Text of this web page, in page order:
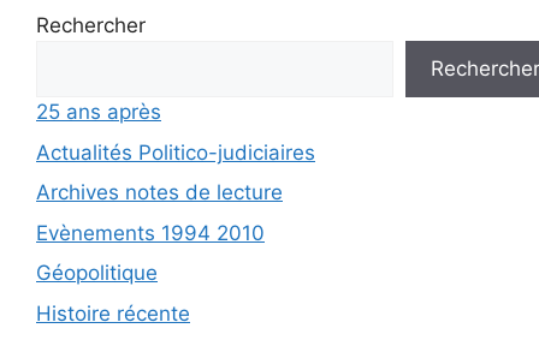
Rechercher
Rechercher
25 ans après
Actualités Politico-judiciaires
Archives notes de lecture
Evènements 1994 2010
Géopolitique
Histoire récente